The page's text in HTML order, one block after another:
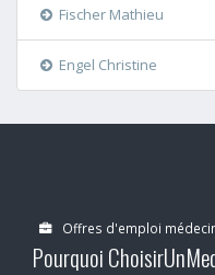
Fischer Mathieu
Engel Christine
Offres d'emploi
Pourquoi